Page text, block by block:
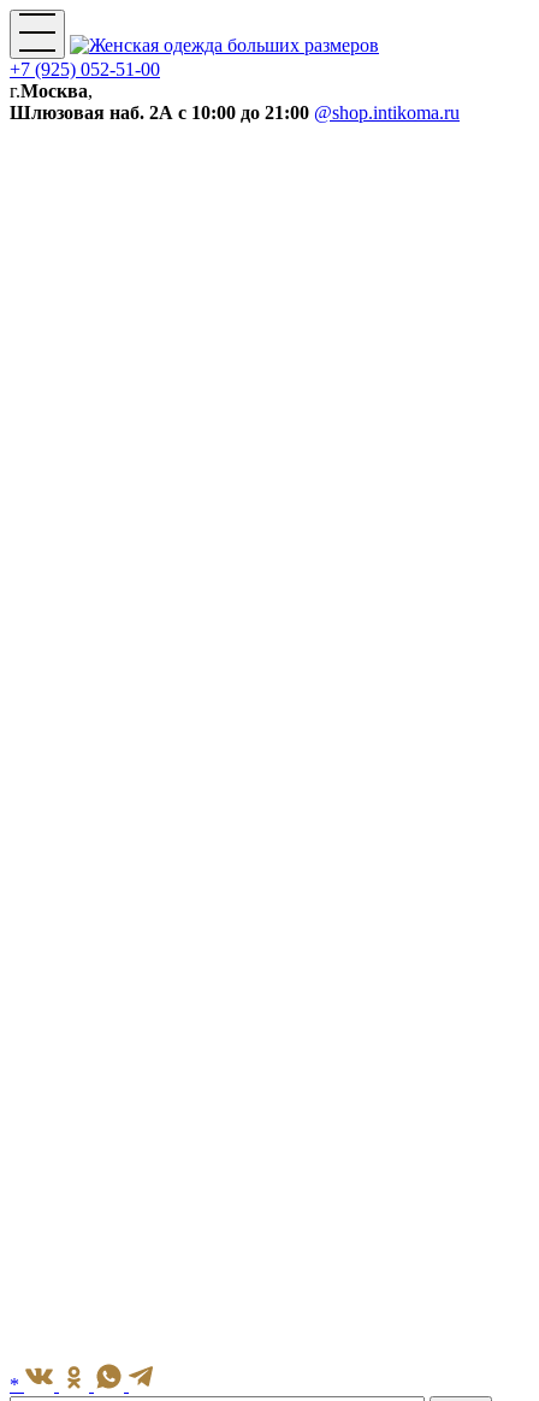
+7 (925) 052-51-00
г.Москва,
Шлюзовая наб. 2А с 10:00 до 21:00 @shop.intikoma.ru
*